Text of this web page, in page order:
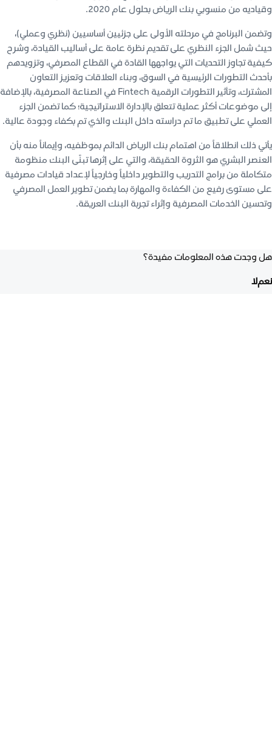
وقياديه من منسوبي بنك الرياض بحلول عام 2020.
وتضمن البرنامج في مرحلته الأولى على جزئيين أساسيين (نظري وعملي)،
حيث شمل الجزء النظري على تقديم نظرة عامة على أساليب القيادة، وشرح
كيفية تجاوز التحديات التي يواجهها القادة في القطاع المصرفي، وتزويدهم
بأحدث التطورات الرئيسية في السوق، وبناء العلاقات وتعزيز التعاون
المشترك، وتأثير التطورات الرقمية Fintech في الصناعة المصرفية، بالإضافة
إلى موضوعات أكثر عملية تتعلق بالإدارة الاستراتيجية؛ كما تضمن الجزء
العملي على تطبيق ما تم دراسته داخل البنك والذي تم بكفاء وجودة عالية.
يأتي ذلك انطلاقاً من اهتمام بنك الرياض الدائم بموظفيه، وإيماناً منه بأن
العنصر البشري هو الثروة الحقيقة، والتي على إثرها تبنّى البنك منظومة
متكاملة من برامج التدريب والتطوير داخلياً وخارجياً لإعداد قيادات مصرفية
على مستوى رفيع من الكفاءة والمهارة بما يضمن تطوير العمل المصرفي
وتحسين الخدمات المصرفية وإثراء تجربة البنك العريقة.
هل وجدت هذه المعلومات مفيدة؟
نعملا